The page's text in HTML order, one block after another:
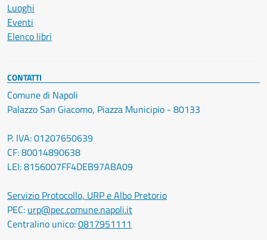
Luoghi
Eventi
Elenco libri
CONTATTI
Comune di Napoli
Palazzo San Giacomo, Piazza Municipio - 80133
P. IVA: 01207650639
CF: 80014890638
LEI: 8156007FF4DEB97ABA09
Servizio Protocollo, URP e Albo Pretorio
PEC: urp@pec.comune.napoli.it
Centralino unico:0817951111